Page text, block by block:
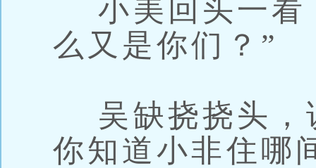
小美回头一看
么又是你们？”
吴缺挠挠头，
你知道小非住哪